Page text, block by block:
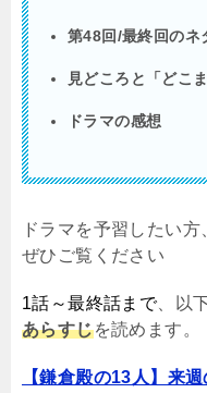
第48回/最終回のネ
見どころと「どこ
ドラマの感想
ドラマを予習したい
ぜひご覧ください
1話～最終話まで、以
あらすじを読めます。
【鎌倉殿の13人】来